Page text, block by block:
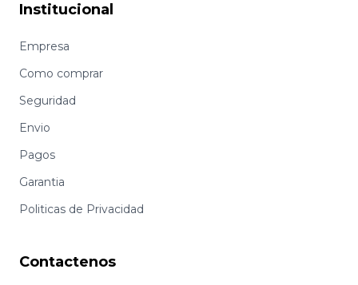
Institucional
Empresa
Como comprar
Seguridad
Envio
Pagos
Garantia
Politicas de Privacidad
Contactenos